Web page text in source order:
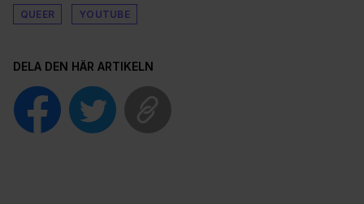
QUEER YOUTUBE
DELA DEN HÄR ARTIKELN